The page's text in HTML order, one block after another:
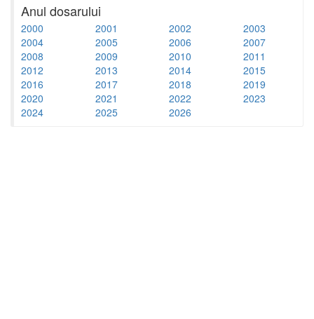
Anul dosarului
2000 2001 2002
2003
2004
2005 2006
2007
2008
2009 2010
2011
2012
2013 2014
2015
2016
2017 2018
2019
2020
2021 2022
2023
2024
2025 2026